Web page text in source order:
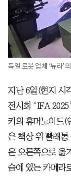
독일 로봇 업체 ‘뉴라’
지난 6일(현지 시
전시회 ‘IFA
키의 휴머노이드(
은 책상 위 빨래
은 오른쪽으로 옮
슴에 있는 카메라